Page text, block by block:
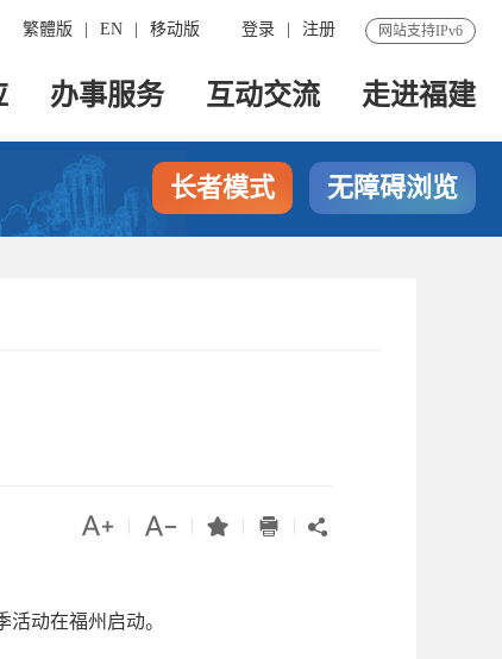
网站支持IPv6
登录 注册
繁體版 EN 移动版
办事服务 互动交流 走进福建
长者模式 无障碍浏览
    
动在福州启动。